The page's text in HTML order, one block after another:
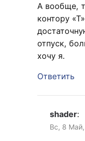
А вообще,
контору
отпуск,
хочу я.
Ответить
shader:
Вс, 8